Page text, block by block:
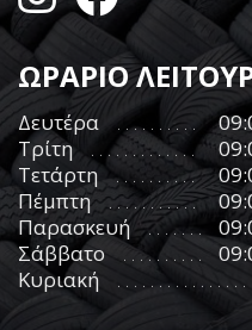
ΩΡΑΡΙΟ
Δευτέρα
Τρίτη
Τετάρτη
Πέμπτη
Παρασκευή
Σάββατο
Κυριακή